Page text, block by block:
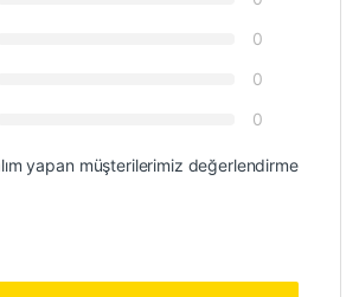
0
0
0
yapan müşterilerimiz değerlendirme